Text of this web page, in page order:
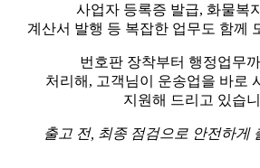
사업자 등록증 발급, 화물복
계산서 발행 등 복잡한 업무도 함께
번호판 장착부터 행정업무
처리해, 고객님이 운송업을 바로
지원해 드리고 있습
출고 전, 최종 점검으로 안전하게